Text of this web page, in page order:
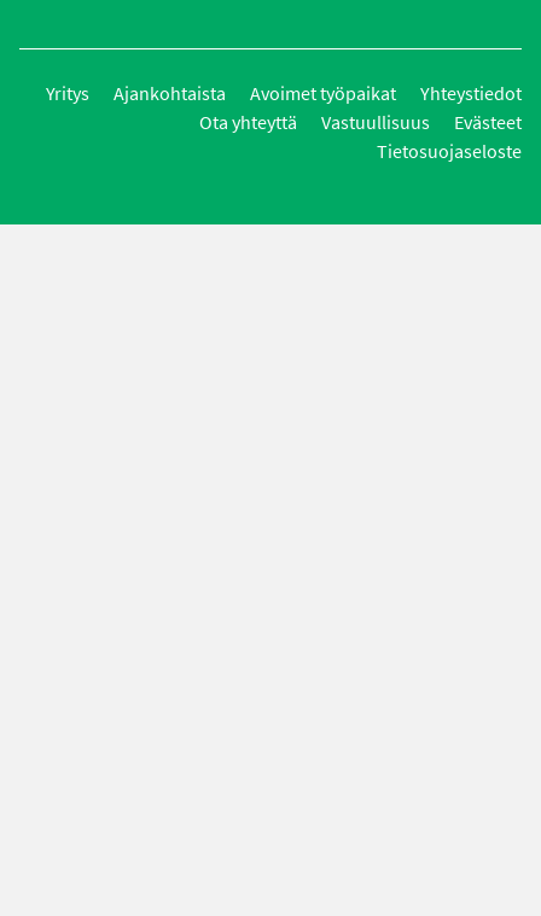
Yritys Ajankohtaista Avoimet työpaikat
Yhteystiedot
Ota yhteyttä
Vastuullisuus
Evästeet
Tietosuojaseloste